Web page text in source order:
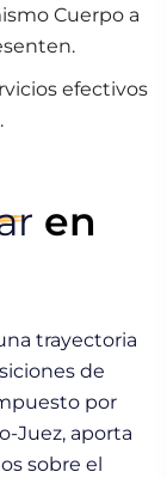
Cuerpo a
efectivos
en
trayectoria
de
por
Juez, aporta
sobre el